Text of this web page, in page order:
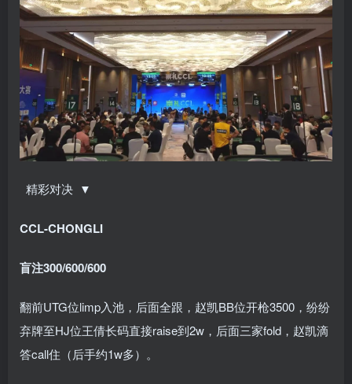
精彩对决 ▼
CCL-CHONGLI
盲注300/600/600
翻前UTG位limp入池，后面全跟，赵凯BB位开枪3500，纷纷
弃牌至HJ位王倩长码直接raise到2w，后面三家fold，赵凯滴
答call住（后手约1w多）。